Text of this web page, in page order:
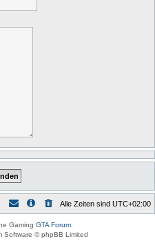
Alle Zeiten sind UTC+02:00
Gaming GTA Forum
Software © phpBB Limited